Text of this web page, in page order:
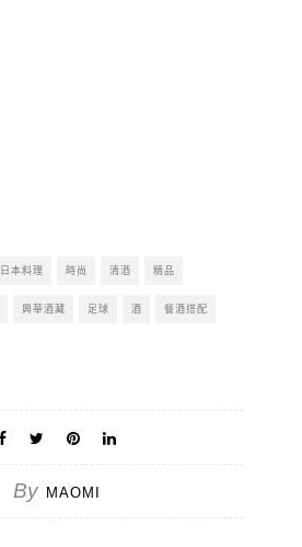
日本料理 時尚 清酒 精品
興華酒藏 足球 酒 餐酒搭配
By MAOMI